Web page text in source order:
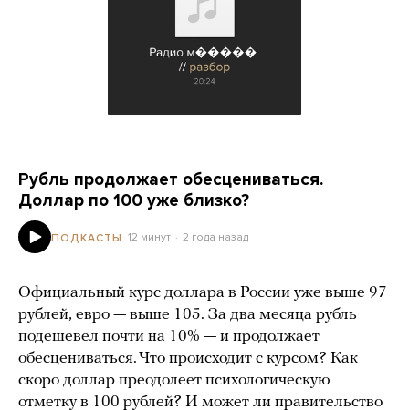
Рубль продолжает обесцениваться.
Доллар по 100 уже близко?
ПОДКАСТЫ 12 минут 2 года назад
Официальный курс доллара в России уже выше 97
рублей, евро — выше 105. За два месяца рубль
подешевел почти на 10% — и продолжает
обесцениваться. Что происходит с курсом? Как
скоро доллар преодолеет психологическую
отметку в 100 рублей? И может ли правительство